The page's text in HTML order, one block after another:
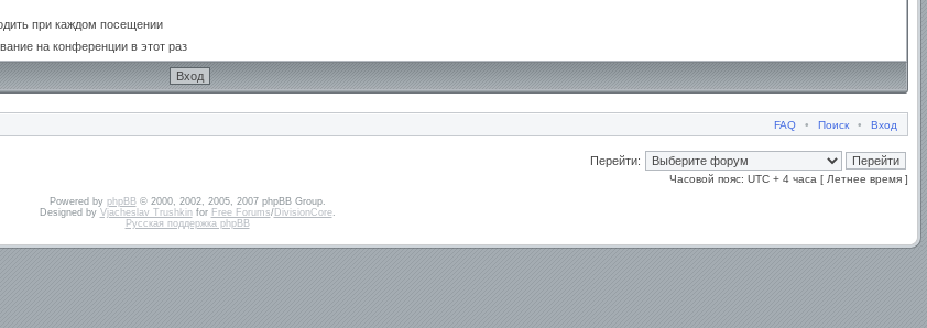
при каждом посещении
на конференции в этот раз
FAQ • Поиск • Вход
Перейти:
Часовой пояс: UTC + 4 часа [ Летнее время ]
Powered by phpBB© 2000, 2002, 2005, 2007 phpBB Group.
Designed by Vjacheslav Trushkinfor Free Forums/DivisionCore.
Русская поддержка phpBB